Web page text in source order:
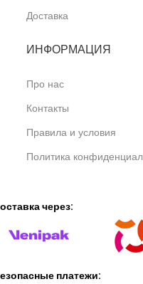
Доставка
ИНФОРМАЦИЯ
Про нас
Контакты
Правила и условия
Политика
через:
платежи: